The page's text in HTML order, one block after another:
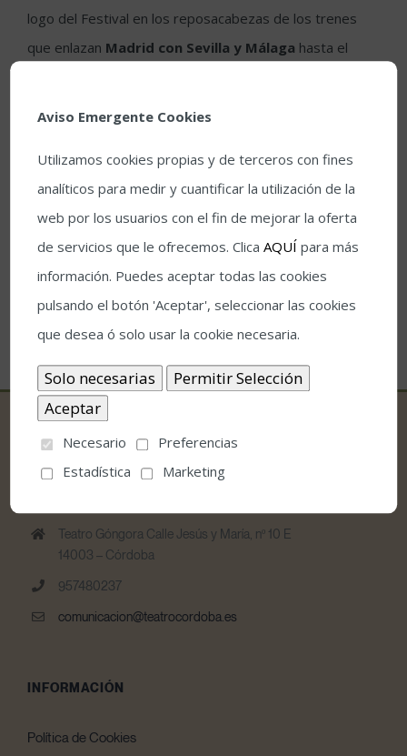
logo del Festival en los reposacabezas de los trenes
que enlazan Madrid con Sevilla y Málaga hasta el
Más información:
comunicacion@teatrocordoba.org
Teatro Góngora Calle Jesús y María, nº 10 E
14003 – Córdoba
957480237
comunicacion@teatrocordoba.es
INFORMACIÓN
Política de Cookies
Aviso Emergente Cookies
Utilizamos cookies propias y de terceros con fines
analíticos para medir y cuantificar la utilización de la
web por los usuarios con el fin de mejorar la oferta
de servicios que le ofrecemos. ClicaAQUÍ para más
información. Puedes aceptar todas las cookies
pulsando el botón 'Aceptar', seleccionar las cookies
que desea ó solo usar la cookie necesaria.
Necesario
Preferencias
Estadística
Marketing